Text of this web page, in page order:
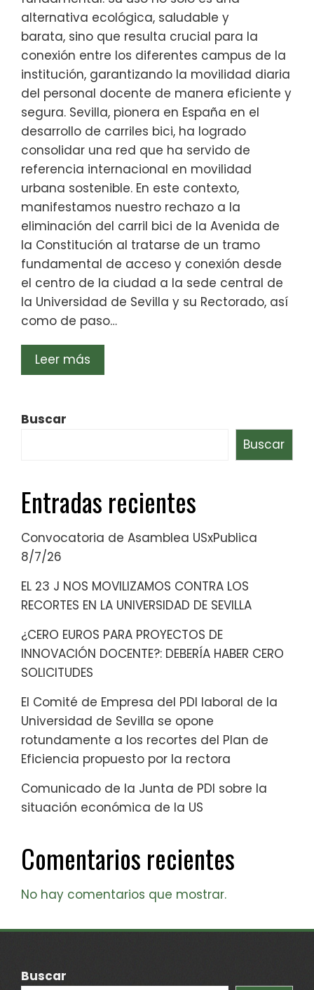
alternativa ecológica, saludable y
barata, sino que resulta crucial para la
conexión entre los diferentes campus de la
institución, garantizando la movilidad diaria
del personal docente de manera eficiente y
segura. Sevilla, pionera en España en el
desarrollo de carriles bici, ha logrado
consolidar una red que ha servido de
referencia internacional en movilidad
urbana sostenible. En este contexto,
manifestamos nuestro rechazo a la
eliminación del carril bici de la Avenida de
la Constitución al tratarse de un tramo
fundamental de acceso y conexión desde
el centro de la ciudad a la sede central de
la Universidad de Sevilla y su Rectorado, así
como de paso…
Leer más
Buscar
Buscar
Entradas recientes
Convocatoria de Asamblea USxPublica
8/7/26
EL 23 J NOS MOVILIZAMOS CONTRA LOS
RECORTES EN LA UNIVERSIDAD DE SEVILLA
¿CERO EUROS PARA PROYECTOS DE
INNOVACIÓN DOCENTE?: DEBERÍA HABER CERO
SOLICITUDES
El Comité de Empresa del PDI laboral de la
Universidad de Sevilla se opone
rotundamente a los recortes del Plan de
Eficiencia propuesto por la rectora
Comunicado de la Junta de PDI sobre la
situación económica de la US
Comentarios recientes
No hay comentarios que mostrar.
Buscar